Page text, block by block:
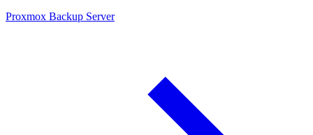
Proxmox Backup Server